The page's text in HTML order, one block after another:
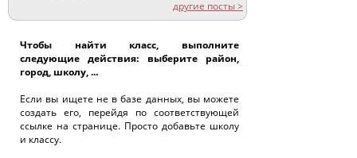
другие посты >
Чтобы найти класс, выполните
следующие действия: выберите район,
город, школу, ...
Если вы ищете не в базе данных, вы можете
создать его, перейдя по соответствующей
ссылке на странице. Просто добавьте школу
и классу.